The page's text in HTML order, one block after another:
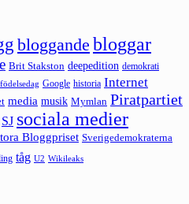
bloggande bloggar
Brit Stakston deepedition demokrati
födelsedag Google historia Internet
media musik Mymlan Piratpartiet
SJ sociala medier
Bloggpriset Sverigedemokraterna
tåg U2 Wikileaks